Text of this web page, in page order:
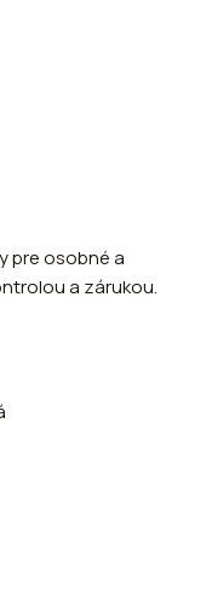
pre osobné a
a zárukou.